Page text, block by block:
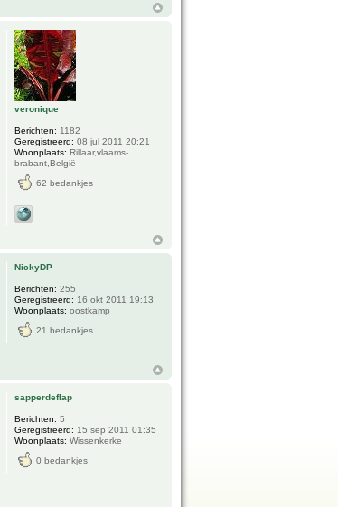
veronique
Berichten: 1182
Geregistreerd: 08 jul 2011 20:21
Woonplaats: Rillaar,vlaams-
brabant,België
62 bedankjes
NickyDP
Berichten: 255
Geregistreerd: 16 okt 2011 19:13
Woonplaats: oostkamp
21 bedankjes
sapperdeflap
Berichten: 5
Geregistreerd: 15 sep 2011 01:35
Woonplaats: Wissenkerke
0 bedankjes